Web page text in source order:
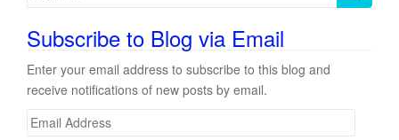
Subscribe to Blog via Email
Enter your email address to subscribe to this blog and
receive notifications of new posts by email.
E